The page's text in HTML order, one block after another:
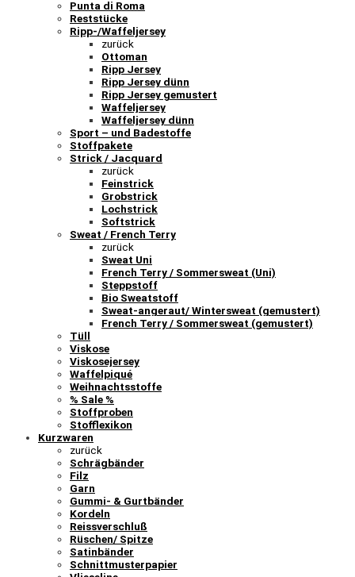
Punta di Roma
Reststücke
Ripp-/Waffeljersey
zurück
Ottoman
Ripp Jersey
Ripp Jersey dünn
Ripp Jersey gemustert
Waffeljersey
Waffeljersey dünn
Sport – und Badestoffe
Stoffpakete
Strick / Jacquard
zurück
Feinstrick
Grobstrick
Lochstrick
Softstrick
Sweat / French Terry
zurück
Sweat Uni
French Terry / Sommersweat (Uni)
Steppstoff
Bio Sweatstoff
Sweat-angeraut/ Wintersweat (gemustert)
French Terry / Sommersweat (gemustert)
Tüll
Viskose
Viskosejersey
Waffelpiqué
Weihnachtsstoffe
% Sale %
Stoffproben
Stofflexikon
Kurzwaren
zurück
Schrägbänder
Filz
Garn
Gummi- & Gurtbänder
Kordeln
Reissverschluß
Rüschen/ Spitze
Satinbänder
Schnittmusterpapier